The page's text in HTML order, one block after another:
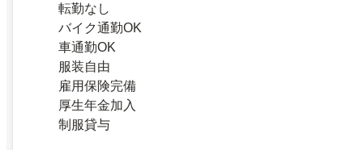
転勤なし
バイク通勤OK
車通勤OK
服装自由
雇用保険完備
厚生年金加入
制服貸与